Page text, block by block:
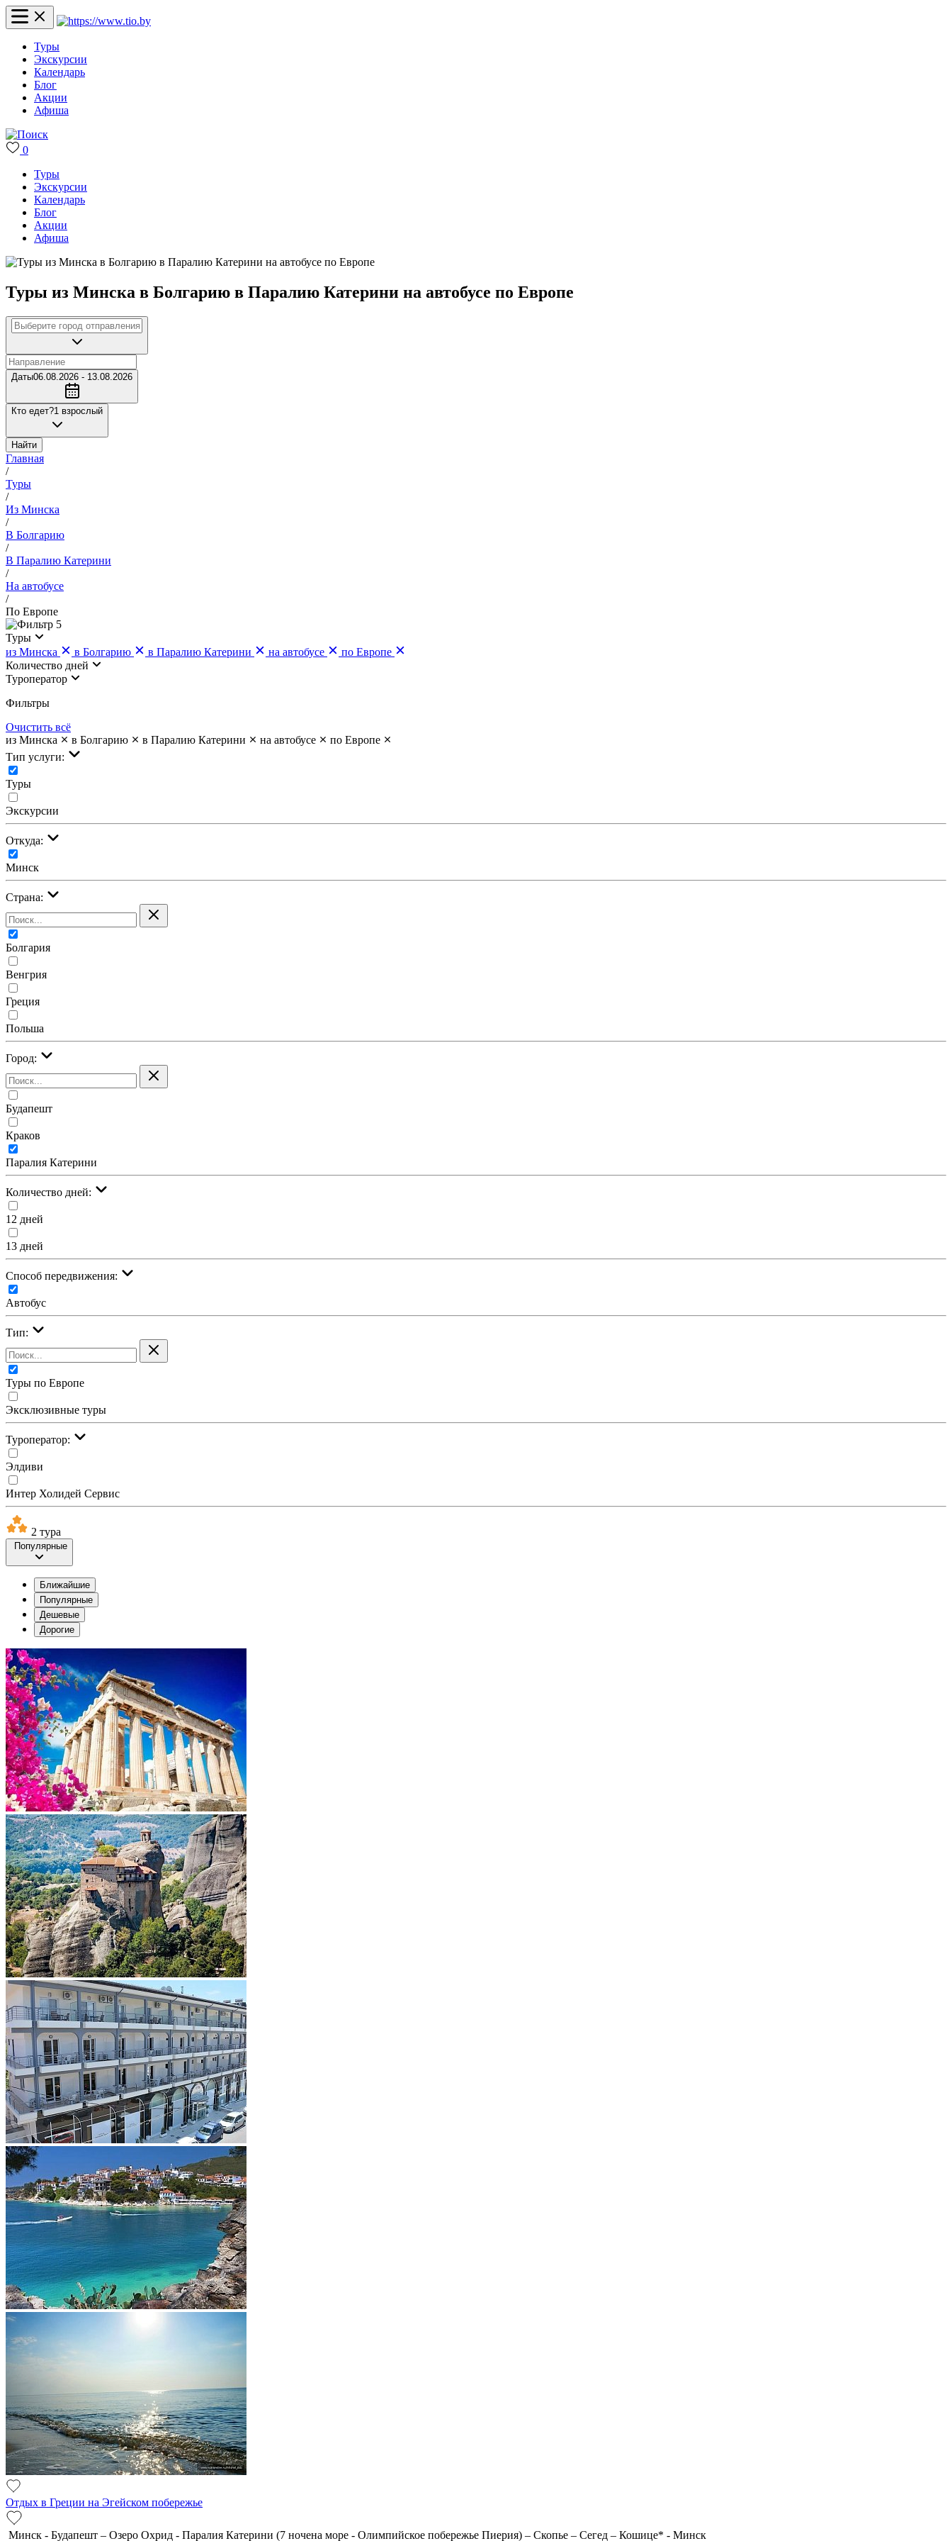
Туры
Экскурсии
Календарь
Блог
Акции
Афиша
0
Туры
Экскурсии
Календарь
Блог
Акции
Афиша
Туры из Минска в Болгарию в Паралию Катерини на автобусе по Европе
Даты06.08.2026 - 13.08.2026
Кто едет?1 взрослый
Найти
Главная
/
Туры
/
Из Минска
/
В Болгарию
/
В Паралию Катерини
/
На автобусе
/
По Европе
5
Туры
из Минска
в Болгарию в Паралию Катерини на автобусе
по Европе
Количество дней
Туроператор
Фильтры
Очистить всё
из Минска
в Болгарию в Паралию Катерини на автобусе
по Европе
Тип услуги:
Туры
Экскурсии
Откуда:
Минск
Страна:
Болгария
Венгрия
Греция
Польша
Город:
Будапешт
Краков
Паралия Катерини
Количество дней:
12 дней
13 дней
Cпособ передвижения:
Автобус
Тип:
Туры по Европе
Эксклюзивные туры
Туроператор:
Элдиви
Интер Холидей Сервис
2 тура
Популярные
Ближайшие
Популярные
Дешевые
Дорогие
Отдых в Греции на Эгейском побережье
Минск - Будапешт – Озеро Охрид - Паралия Катерини (7 ночена море - Олимпийское побережье Пиерия) – Скопье – Сегед – Кошице* - Минск